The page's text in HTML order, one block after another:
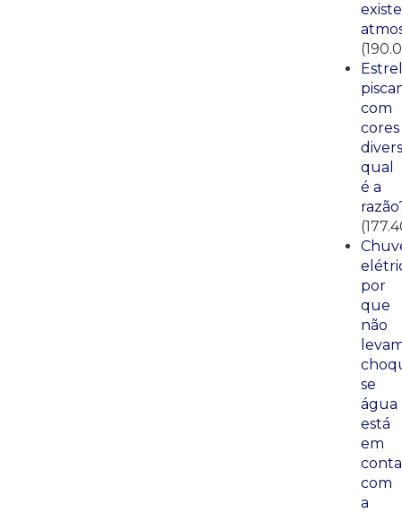
existe
com
cores
qual
é a
por
que
não
se
água
está
em
com
a